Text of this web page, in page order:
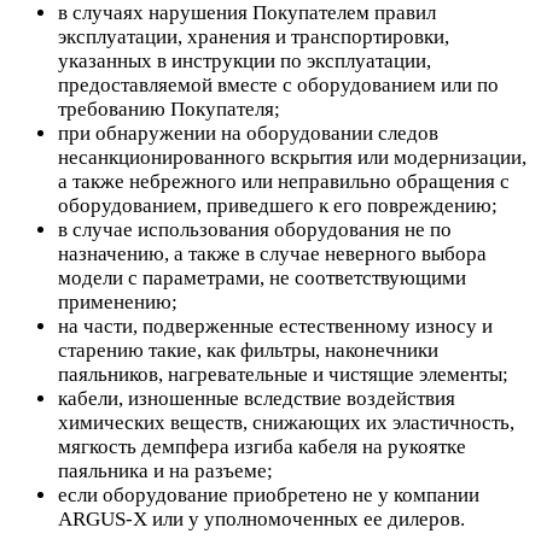
в случаях нарушения Покупателем правил
эксплуатации, хранения и транспортировки,
указанных в инструкции по эксплуатации,
предоставляемой вместе с оборудованием или по
требованию Покупателя;
при обнаружении на оборудовании следов
несанкционированного вскрытия или модернизации,
а также небрежного или неправильно обращения с
оборудованием, приведшего к его повреждению;
в случае использования оборудования не по
назначению, а также в случае неверного выбора
модели с параметрами, не соответствующими
применению;
на части, подверженные естественному износу и
старению такие, как фильтры, наконечники
паяльников, нагревательные и чистящие элементы;
кабели, изношенные вследствие воздействия
химических веществ, снижающих их эластичность,
мягкость демпфера изгиба кабеля на рукоятке
паяльника и на разъеме;
если оборудование приобретено не у компании
ARGUS-X или у уполномоченных ее дилеров.